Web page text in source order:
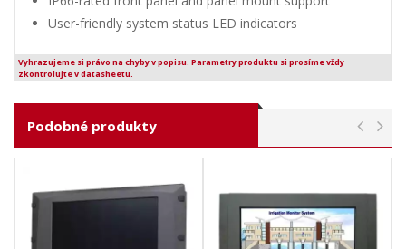
User-friendly system status LED indicators
Vyhrazujeme si právo na chyby v popisu. Parametry produktu si prosíme vždy
zkontrolujte v datasheetu.
Podobné produkty